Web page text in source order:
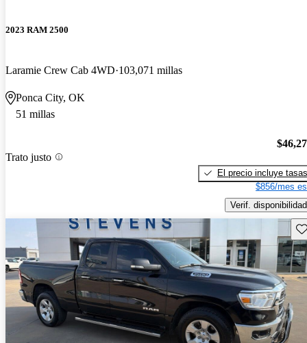
2023 RAM 2500
Laramie Crew Cab 4WD 103,071 millas
Ponca City, OK
51 millas
Trato justo
El precio incluye tasas
$856/mes
Verif. disponibilidad